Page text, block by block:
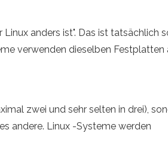
anders ist". Das ist tatsächlich
verwenden dieselben Festplatten
zwei und sehr selten in drei),
andere. Linux -Systeme werden